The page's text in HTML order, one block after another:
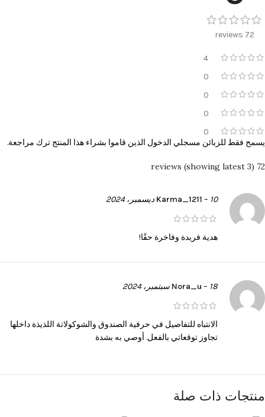
72 reviews
4
0
0
0
0
72 reviews (showing latest 3)
Karma_1211 – 10 ديسمبر، 2024
هدية فريدة وفاخرة حقًا!
Nora_u – 18 سبتمبر، 2024
الانتباه للتفاصيل في حرفية الصندوق والشوكولاتة اللذيذة داخلها
تجاوز توقعاتي بالفعل. أوصي به بشدة
يسمح فقط للزبائن مسجلي الدخول الذين قاموا بشراء هذا المنتج ترك مراجعة.
منتجات ذات صلة